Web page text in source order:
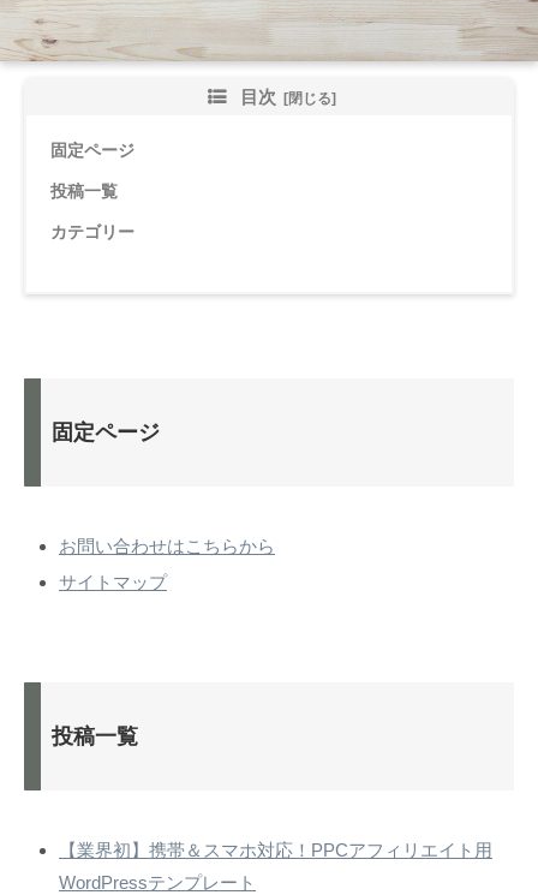
目次
固定ページ
投稿一覧
カテゴリー
固定ページ
お問い合わせはこちらから
サイトマップ
投稿一覧
【業界初】携帯＆スマホ対応！PPCアフィリエイト用
WordPressテンプレート